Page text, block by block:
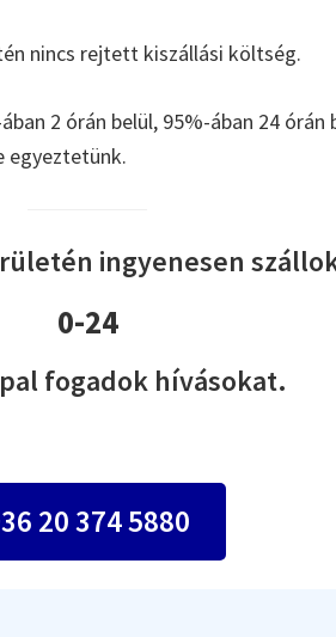
nincs rejtett kiszállási költség.
2 órán belül, 95%-ában 24
egyeztetünk.
ingyenesen
0-24
fogadok hívásokat.
20 374 5880